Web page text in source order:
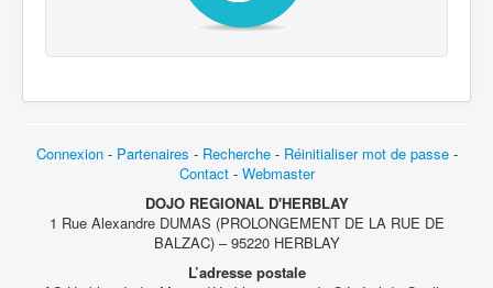
Connexion - Partenaires - Recherche- Réinitialiser mot de passe-
Contact- Webmaster
DOJO REGIONAL D'HERBLAY
1 Rue Alexandre DUMAS (PROLONGEMENT DE LA RUE DE
BALZAC) – 95220 HERBLAY
L’adresse postale